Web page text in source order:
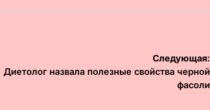
Следующая:
Диетолог назвала полезные свойства черной
фасоли